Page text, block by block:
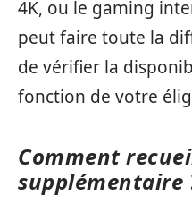
4K, ou le gaming
peut faire toute la
de vérifier la
fonction de votre
Comment
supplémentaire